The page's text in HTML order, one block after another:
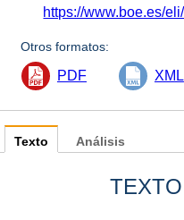
https://www.boe.es/
Otros formatos:
PDF XML
Texto Análisis